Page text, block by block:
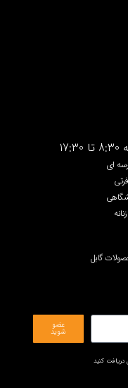
ای
گابل
عضو
شوید
کنید